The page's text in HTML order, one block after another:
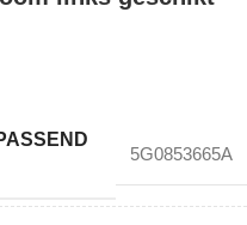
5G0853665A